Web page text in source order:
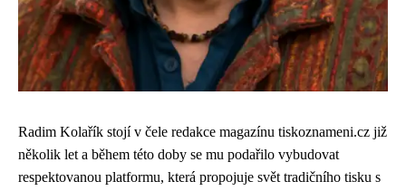
Radim Kolařík stojí v čele redakce magazínu tiskoznameni.cz již
několik let a během této doby se mu podařilo vybudovat
respektovanou platformu, která propojuje svět tradičního tisku s